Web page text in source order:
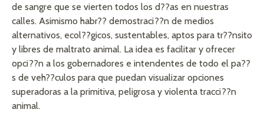
de sangre que se vierten todos los d??as en nuestras
calles. Asimismo habr?? demostraci??n de medios
alternativos, ecol??gicos, sustentables, aptos para tr??nsito
y libres de maltrato animal. La idea es facilitar y ofrecer
opci??n a los gobernadores e intendentes de todo el pa??
s de veh??culos para que puedan visualizar opciones
superadoras a la primitiva, peligrosa y violenta tracci??n
animal.